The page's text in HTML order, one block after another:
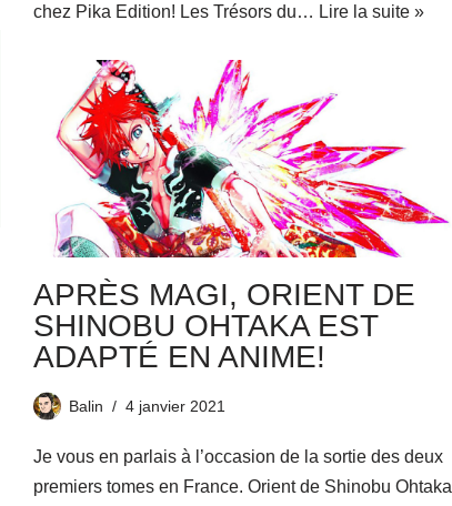
chez Pika Edition! Les Trésors du… Lire la suite »
APRÈS MAGI, ORIENT DE
SHINOBU OHTAKA EST
ADAPTÉ EN ANIME!
Balin 4 janvier 2021
Je vous en parlais à l’occasion de la sortie des deux
premiers tomes en France. Orient de Shinobu Ohtaka